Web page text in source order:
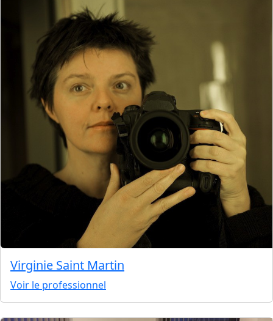
Virginie Saint Martin
Voir le professionnel